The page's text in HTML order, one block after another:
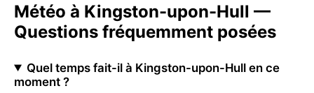
Météo à Kingston-upon-Hull —
Questions fréquemment posées
Quel temps fait-il à Kingston-upon-Hull en ce
moment ?